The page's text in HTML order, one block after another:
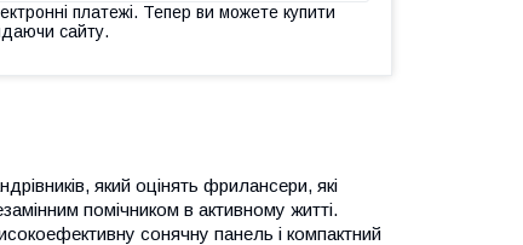
платежі. Тепер ви можете купити
сайту.
який оцінять фрилансери, які
помічником в активному житті.
сонячну панель і компактний